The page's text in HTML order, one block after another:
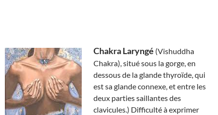
Chakra Laryngé (Vishuddha
Chakra), situé sous la gorge, en
dessous de la glande thyroïde, qui
est sa glande connexe, et entre les
deux parties saillantes des
clavicules.) Difficulté à exprimer